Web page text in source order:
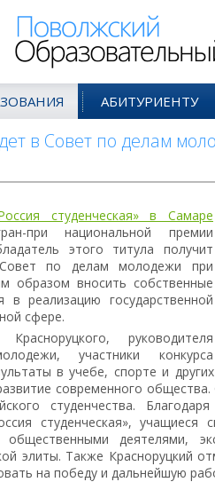
АБИТУРИЕНТУ
в Совет по делам
студенческая» в Самаре
при национальной премии
этого титула получит
по делам молодежи при
образом вносить собственные
реализацию государственной
сфере.
руководителя
участники конкурса
в учебе, спорте и
современного
студенчества.
студенческая», учащиеся
деятелями,
элиты. Также Красноруцкий
на победу и дальнейшую